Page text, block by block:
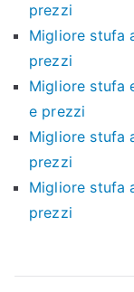
prezzi
Migliore stufa
prezzi
Migliore stufa
e prezzi
Migliore stufa
prezzi
Migliore stufa
prezzi